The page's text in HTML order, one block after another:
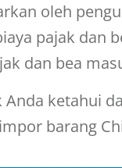
oleh
pajak dan
dan bea
ketahui
barang